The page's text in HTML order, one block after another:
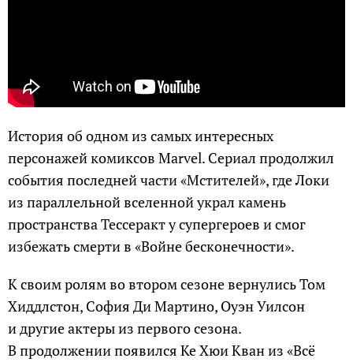
История об одном из самых интересных
персонажей комиксов Marvel. Сериал продолжил
события последней части «Мстителей», где Локи
из параллельной вселенной украл камень
пространства Тессеракт у супергероев и смог
избежать смерти в «Войне бесконечности».
К своим ролям во втором сезоне вернулись Том
Хиддлстон, София Ди Мартино, Оуэн Уилсон
и другие актеры из первого сезона.
В продолжении появился Ке Хюи Кван из «Всё